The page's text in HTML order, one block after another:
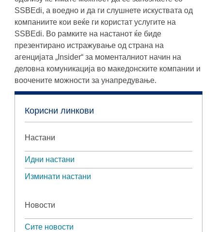
SSBEdi, а воедно и да ги слушнете искуствата од
компаниите кои веќе ги користат услугите на
SSBEdi. Во рамките на настанот ќе биде
презентирано истражување од страна на
агенцијата „Insider“ за моменталниот начин на
деловна комуникација во македонските компании и
воочените можности за унапредување.
Корисни линкови
Настани
Идни настани
Изминати настани
Новости
Сите новости